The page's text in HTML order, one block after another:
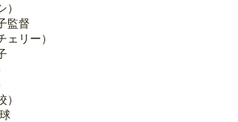
監督
リー）